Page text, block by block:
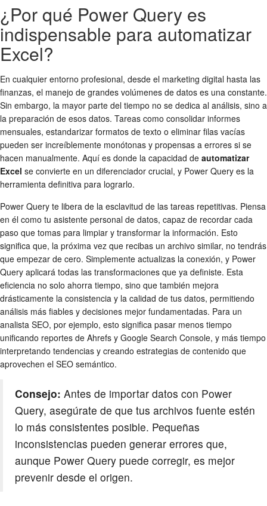
¿Por qué Power Query es
indispensable para automatizar
Excel?
En cualquier entorno profesional, desde el marketing digital hasta las
finanzas, el manejo de grandes volúmenes de datos es una constante.
Sin embargo, la mayor parte del tiempo no se dedica al análisis, sino a
la preparación de esos datos. Tareas como consolidar informes
mensuales, estandarizar formatos de texto o eliminar filas vacías
pueden ser increíblemente monótonas y propensas a errores si se
hacen manualmente. Aquí es donde la capacidad de automatizar
Excel se convierte en un diferenciador crucial, y Power Query es la
herramienta definitiva para lograrlo.
Power Query te libera de la esclavitud de las tareas repetitivas. Piensa
en él como tu asistente personal de datos, capaz de recordar cada
paso que tomas para limpiar y transformar la información. Esto
significa que, la próxima vez que recibas un archivo similar, no tendrás
que empezar de cero. Simplemente actualizas la conexión, y Power
Query aplicará todas las transformaciones que ya definiste. Esta
eficiencia no solo ahorra tiempo, sino que también mejora
drásticamente la consistencia y la calidad de tus datos, permitiendo
análisis más fiables y decisiones mejor fundamentadas. Para un
analista SEO, por ejemplo, esto significa pasar menos tiempo
unificando reportes de Ahrefs y Google Search Console, y más tiempo
interpretando tendencias y creando estrategias de contenido que
aprovechen el SEO semántico.
Consejo: Antes de importar datos con Power
Query, asegúrate de que tus archivos fuente estén
lo más consistentes posible. Pequeñas
inconsistencias pueden generar errores que,
aunque Power Query puede corregir, es mejor
prevenir desde el origen.